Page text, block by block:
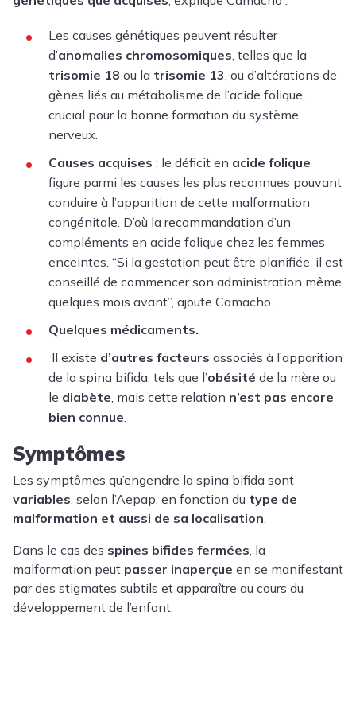
Les causes génétiques peuvent résulter
d’anomalies chromosomiques, telles que la
trisomie 18 ou la trisomie 13, ou d’altérations de
gènes liés au métabolisme de l’acide folique,
crucial pour la bonne formation du système
nerveux.
Causes acquises : le déficit en acide folique
figure parmi les causes les plus reconnues pouvant
conduire à l’apparition de cette malformation
congénitale. D’où la recommandation d’un
compléments en acide folique chez les femmes
enceintes. “Si la gestation peut être planifiée, il est
conseillé de commencer son administration même
quelques mois avant”, ajoute Camacho.
Quelques médicaments.
Il existe d’autres facteurs associés à l’apparition
de la spina bifida, tels que l’obésité de la mère ou
le diabète, mais cette relation n’est pas encore
bien connue.
Symptômes
Les symptômes qu’engendre la spina bifida sont
variables, selon l’Aepap, en fonction du type de
malformation et aussi de sa localisation.
Dans le cas des spines bifides fermées, la
malformation peut passer inaperçue en se manifestant
par des stigmates subtils et apparaître au cours du
développement de l’enfant.